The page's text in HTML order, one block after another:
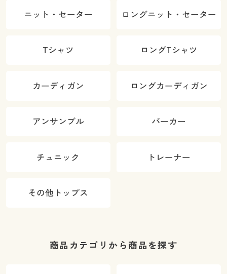
ニット・セーター ロングニット・セーター
Tシャツ ロングTシャツ
カーディガン ロングカーディガン
アンサンブル パーカー
チュニック トレーナー
その他トップス
商品カテゴリから商品を探す